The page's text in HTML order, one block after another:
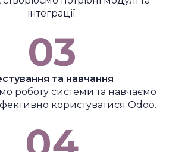
інтеграції.
03
та навчання
роботу системи та навчаємо
користуватися Odoo.